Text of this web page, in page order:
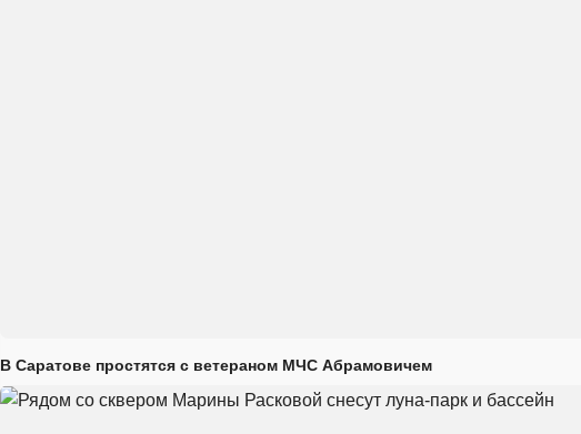
В Саратове простятся с ветераном МЧС Абрамовичем